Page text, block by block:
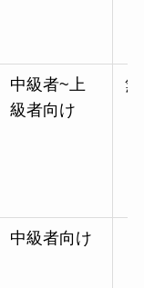
中級者~上
級者向け
中級者向け